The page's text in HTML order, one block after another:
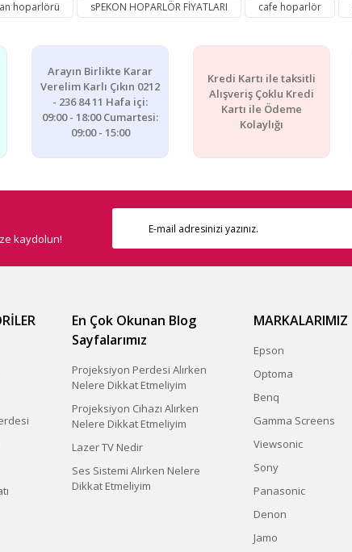
Bu ürüne ilk yorumu siz yapın!
hoparlörü sPEKON HOPARLÖR FİYATLARI cafe hoparlör
Arayın Birlikte Karar
Verelim Karlı Çıkın 0212
- 236 84 11 Hafa içi:
09:00 - 18:00 Cumartesi:
09:00 - 15:00
Kredi Kartı ile taksitli
Alışveriş Çoklu Kredi
Kartı ile Ödeme
Kolaylığı
kaydolun!
En Çok Okunan Blog
Sayfalarımız
Projeksiyon Perdesi Alırken
Nelere Dikkat Etmeliyim
Projeksiyon Cihazı Alırken
Nelere Dikkat Etmeliyim
Lazer TV Nedir
Ses Sistemi Alırken Nelere
Dikkat Etmeliyim
MARKALARIMIZ
Epson
Optoma
Benq
Gamma Screens
Viewsonic
Sony
Panasonic
Denon
Jamo